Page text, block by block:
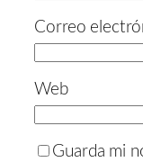
Correo
Web
Guarda mi